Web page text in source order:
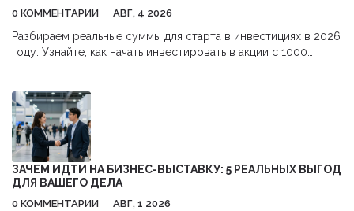
0 КОММЕНТАРИИ АВГ, 4 2026
Разбираем реальные суммы для старта в инвестициях в 2026
году. Узнайте, как начать инвестировать в акции с 1000
ЗАЧЕМ ИДТИ НА БИЗНЕС-ВЫСТАВКУ: 5 РЕАЛЬНЫХ ВЫГОД
ДЛЯ ВАШЕГО ДЕЛА
0 КОММЕНТАРИИ АВГ, 1 2026